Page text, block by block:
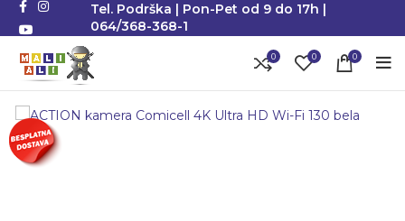
Tel. Podrška | Pon-Pet od 9 do 17h |
064/368-368-1
0 0 0